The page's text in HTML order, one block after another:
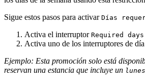
Sigue estos pasos para activar Días
Activa el interruptor Required
Activa uno de los interruptores de día
Ejemplo: Esta promoción solo está
reservan una estancia que incluye un lunes